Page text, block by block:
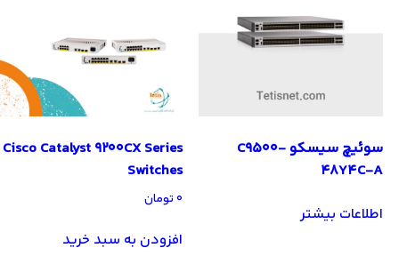
سوئیچ سیسکو C9500-
48Y4C-A
اطلاعات بیشتر
Cisco Catalyst 9200CX Series
Switches
تومان
افزودن به سبد خرید